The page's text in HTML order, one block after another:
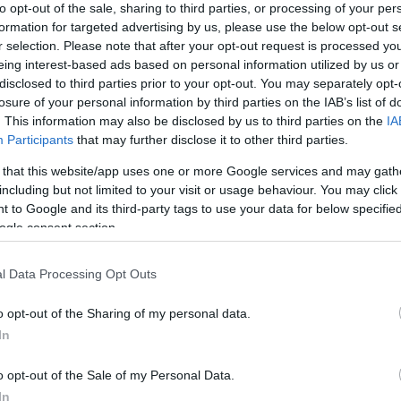
opt-out of the sale, sharing to third parties, or processing of your
for targeted advertising by us, please use the below opt-out
selection. Please note that after your opt-out request is processed
interest-based ads based on personal information utilized by us
to third parties prior to your opt-out. You may separately
of your personal information by third parties on the IAB’s list of
This information may also be disclosed by us to third parties on the
Participants that may further disclose it to other third parties.
that this website/app uses one or more Google services and may
but not limited to your visit or usage behaviour. You may
to Google and its third-party tags to use your data for below
consent section.
Data Processing Opt Outs
opt-out of the Sharing of my personal data.
opt-out of the Sale of my Personal Data.
az ég, és felhős, esős időre kell készülni a
fok között valószínű - derül ki a HungaroMet
tájak fölé alacsony szintű felhőzet érkezik, amely
már lesznek tartósabban felhős vidékek
is vastagabb felhők érkeznek, helyenként
elsősorban az Észak-Dunántúlon kísérik élénk,
hőmérséklet döntően 12 és 17 fok között
lehet.
az ég, helyenként tartósan párás marad a levegő.
délután már több helyen fordulhat elő eső,
1-7 fok várható, de a kevésbé felhős tájakon
a nap második felében azonban már
főleg a nap első felében eshet eső, záporeső. A